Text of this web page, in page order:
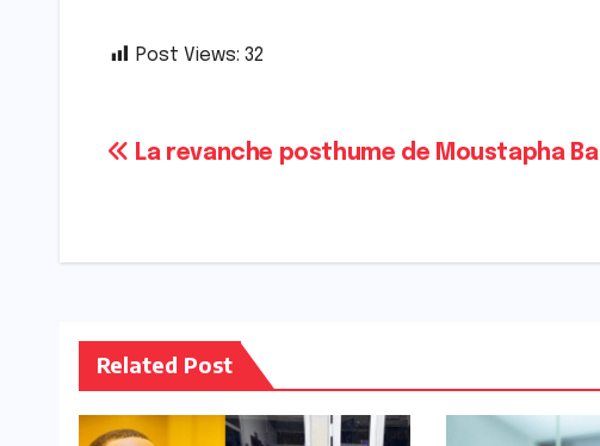
Post Views: 32
Navigation
l’article
La revanche posthume de Moustapha Ba
Related Post